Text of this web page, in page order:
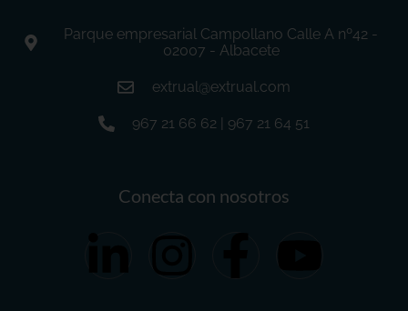
Parque empresarial Campollano Calle A nº42 -
02007 - Albacete
extrual@extrual.com
967 21 66 62 | 967 21 64 51
Conecta con nosotros